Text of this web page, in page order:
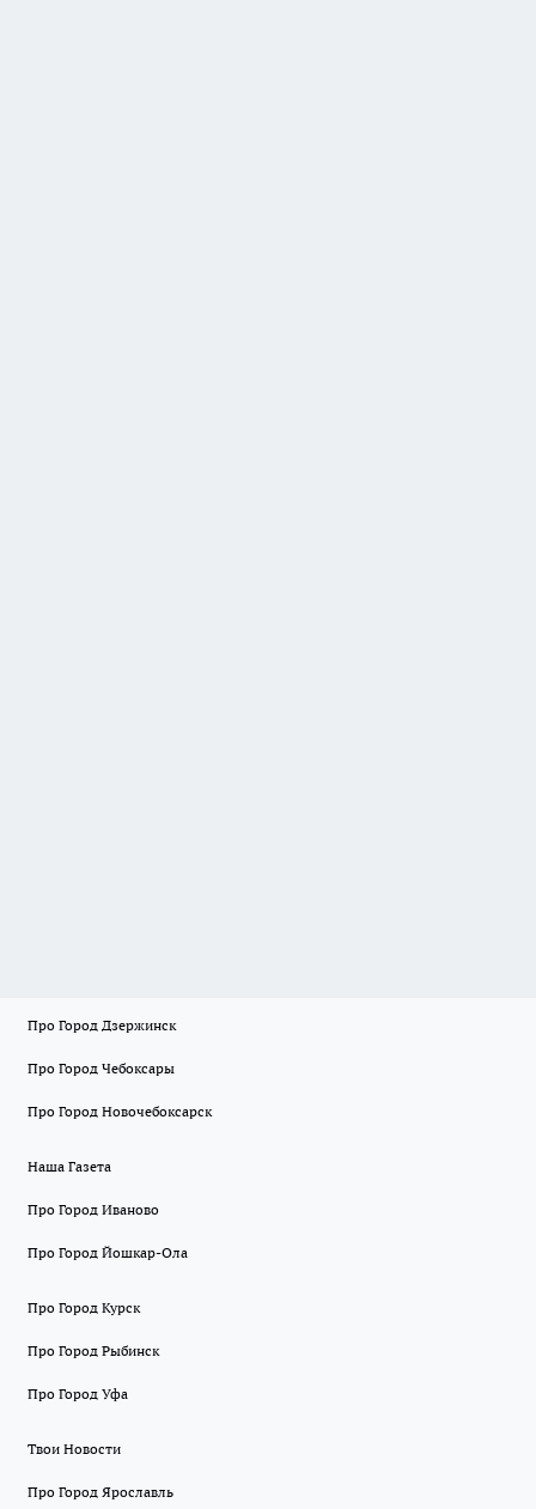
Про Город Дзержинск
Про Город Чебоксары
Про Город Новочебоксарск
Наша Газета
Про Город Иваново
Про Город Йошкар-Ола
Про Город Курск
Про Город Рыбинск
Про Город Уфа
Твои Новости
Про Город Ярославль